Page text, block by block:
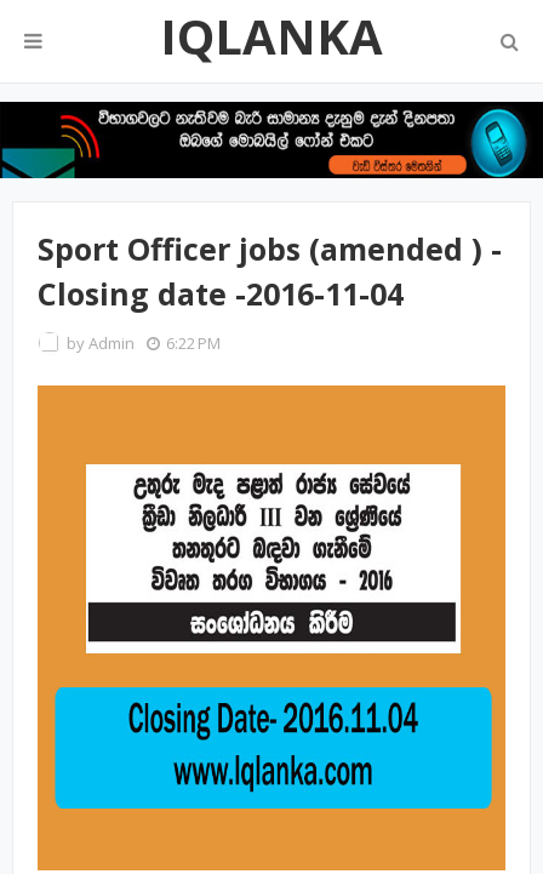
IQLANKA
Sport Officer jobs (amended ) -
Closing date -2016-11-04
byAdmin 6:22 PM